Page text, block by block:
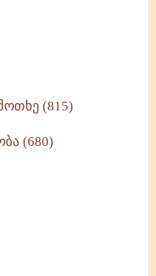
(815)
(680)